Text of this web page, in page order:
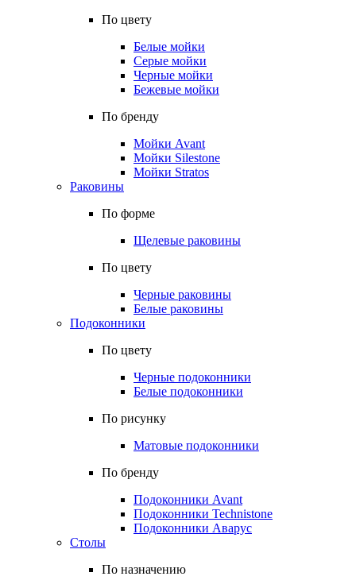
По цвету
Белые мойки
Серые мойки
Черные мойки
Бежевые мойки
По бренду
Мойки Avant
Мойки Silestone
Мойки Stratos
Раковины
По форме
Щелевые раковины
По цвету
Черные раковины
Белые раковины
Подоконники
По цвету
Черные подоконники
Белые подоконники
По рисунку
Матовые подоконники
По бренду
Подоконники Avant
Подоконники Technistone
Подоконники Аварус
Столы
По назначению